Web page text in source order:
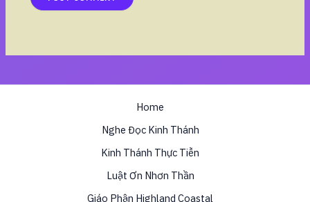
Home
Nghe Đọc Kinh Thánh
Kinh Thánh Thực Tiễn
Luật Ơn Nhơn Thần
Giáo Phận Highland Coastal